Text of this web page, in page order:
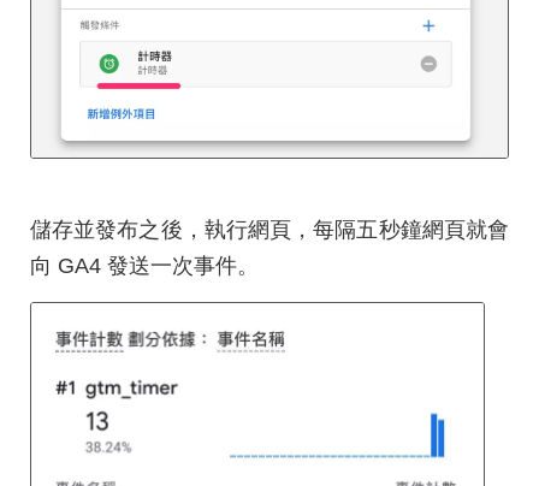
儲存並發布之後，執行網頁，每隔五秒鐘網頁就會
向 GA4 發送一次事件。